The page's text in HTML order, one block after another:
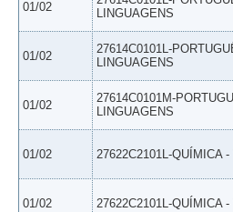
01/02
LINGUAGENS
01/02
27614C0101L-
LINGUAGENS
01/02
27614C0101M-
LINGUAGENS
01/02 27622C2101L-QUÍMICA
01/02 27622C2101L-QUÍMICA